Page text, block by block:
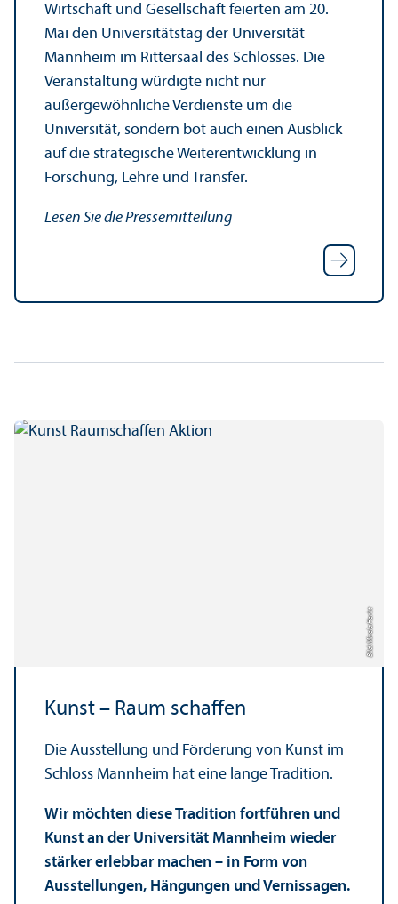
Wirtschaft und Gesellschaft feierten am 20.
Mai den Universitäts­tag der Universität
Mannheim im Rittersaal des Schlosses. Die
Veranstaltung würdigte nicht nur
außergewöhnliche Verdienste um die
Universität, sondern bot auch einen Ausblick
auf die strategische Weiter­entwicklung in
Forschung, Lehre und Trans­fer.
Lesen Sie die Pressemitteilung
Bild: Mirela Herkt
Kunst – Raum schaffen
Die Ausstellung und Förderung von Kunst im
Schloss Mannheim hat eine lange Tradition.
Wir möchten diese Tradition fortführen und
Kunst an der Universität Mannheim wieder
stärker erlebbar machen – in Form von
Ausstellungen, Hängungen und Vernissagen.